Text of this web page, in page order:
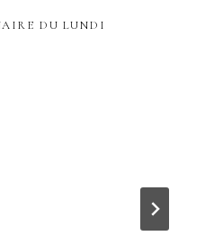
DU LUNDI